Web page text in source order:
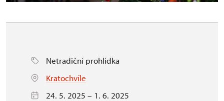
Netradiční prohlídka
Kratochvíle
24. 5. 2025 – 1. 6. 2025